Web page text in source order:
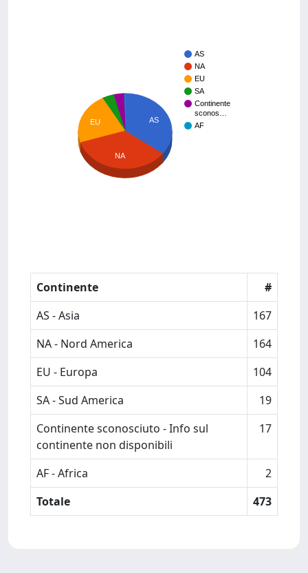
AS
NA
EU
SA
Continente
sconos…
AF
AS
EU
NA
Continente
#
AS - Asia
167
NA - Nord America
164
EU - Europa
104
SA - Sud America
19
Continente sconosciuto - Info sul
continente non disponibili
17
AF - Africa
2
Totale
473